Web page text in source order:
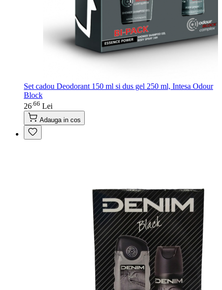
Set cadou Deodorant 150 ml si dus gel 250 ml, Intesa Odour
Block
26 66 Lei
Adauga in cos